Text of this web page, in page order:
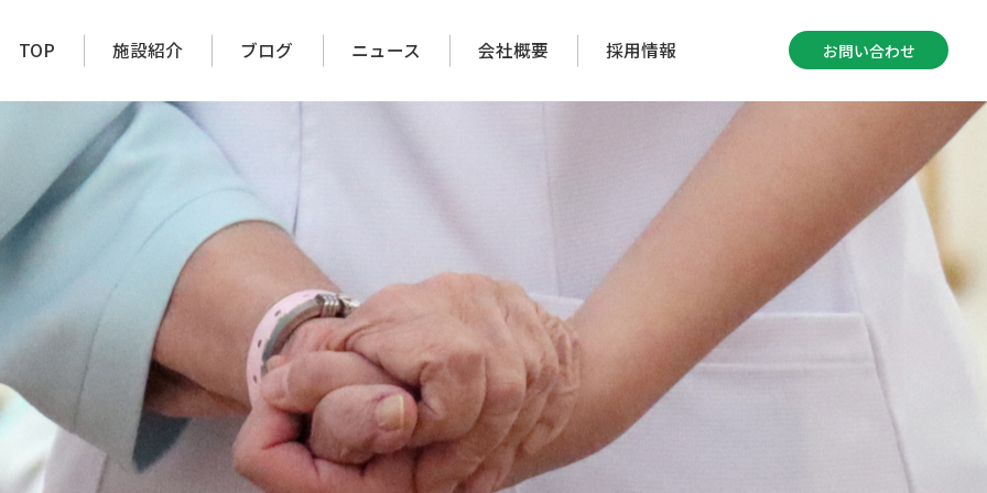
TOP 施設紹介 ブログ ニュース 会社概要 採用情報 お問い合わせ